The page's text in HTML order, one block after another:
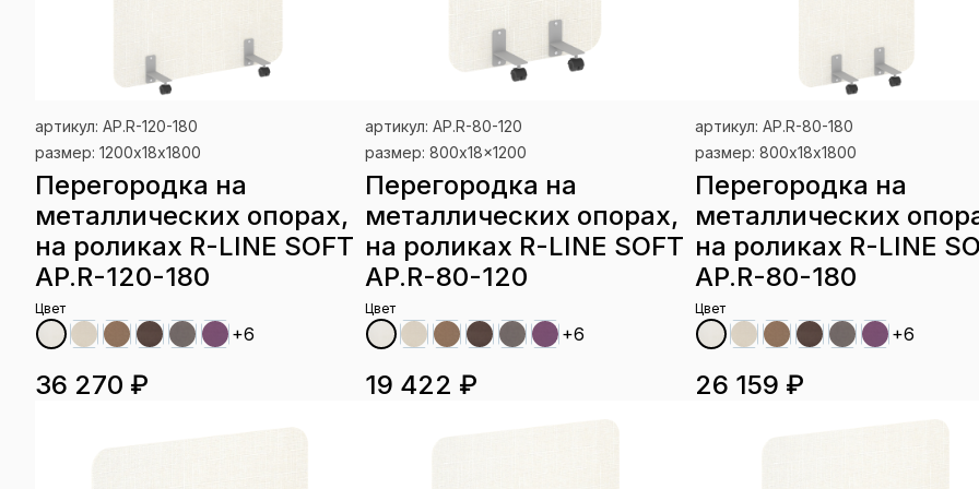
артикул: AP.R-120-180
размер: 1200х18х1800
Перегородка на
металлических опорах,
на роликах R-LINE SOFT
AP.R-120-180
Цвет
+6
36 270 ₽
артикул: AP.R-80-120
размер: 800x18x1200
Перегородка на
металлических опорах,
на роликах R-LINE SOFT
AP.R-80-120
Цвет
+6
19 422 ₽
артикул: AP.R-80-180
размер: 800х18х1800
Перегородка на
металлических
на роликах R-LINE
AP.R-80-180
Цвет
+6
26 159 ₽